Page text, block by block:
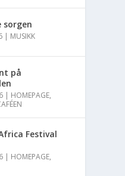
sorgen
| MUSIKK
på
| HOMEPAGE,
Festival
| HOMEPAGE,